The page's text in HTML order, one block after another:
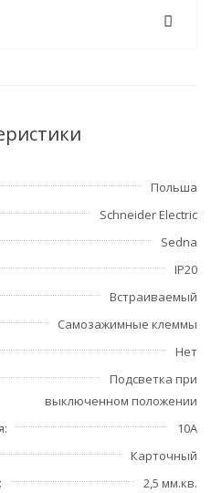
Польша
Schneider Electric
Sedna
IP20
Встраиваемый
Самозажимные клеммы
Нет
Подсветка при
выключенном положении
10А
Карточный
2,5 мм.кв.